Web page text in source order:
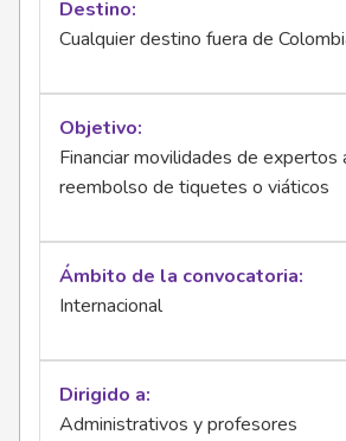
Destino
Cualquier destino fuera de
Objetivo
Financiar movilidades de expertos
reembolso de tiquetes o viáticos
Ámbito de la convocatoria
Internacional
Dirigido a
Administrativos y profesores